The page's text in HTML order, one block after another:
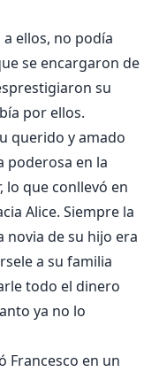
ellos, no podía
se encargaron de
su
por ellos.
querido y amado
poderosa en la
lo que conllevó en
Alice. Siempre la
novia de su hijo era
a su familia
todo el dinero
ya no lo
en un